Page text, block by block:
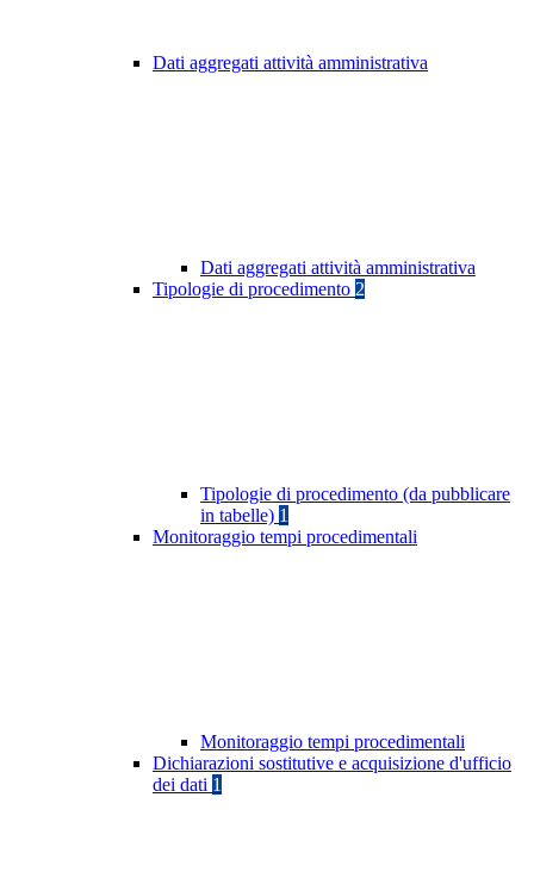
Dati aggregati attività amministrativa
Dati aggregati attività amministrativa
Tipologie di procedimento 2
Tipologie di procedimento (da pubblicare
in tabelle) 1
Monitoraggio tempi procedimentali
Monitoraggio tempi procedimentali
Dichiarazioni sostitutive e acquisizione d'ufficio
dei dati 1